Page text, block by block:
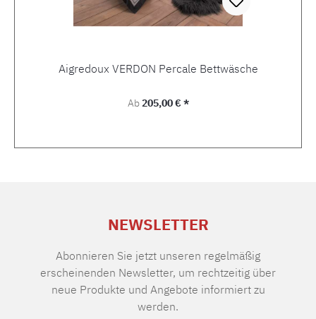
Aigredoux VERDON Percale Bettwäsche
Regulärer Preis:
Ab205,00 € *
NEWSLETTER
Abonnieren Sie jetzt unseren regelmäßig
erscheinenden Newsletter, um rechtzeitig über
neue Produkte und Angebote informiert zu
werden.